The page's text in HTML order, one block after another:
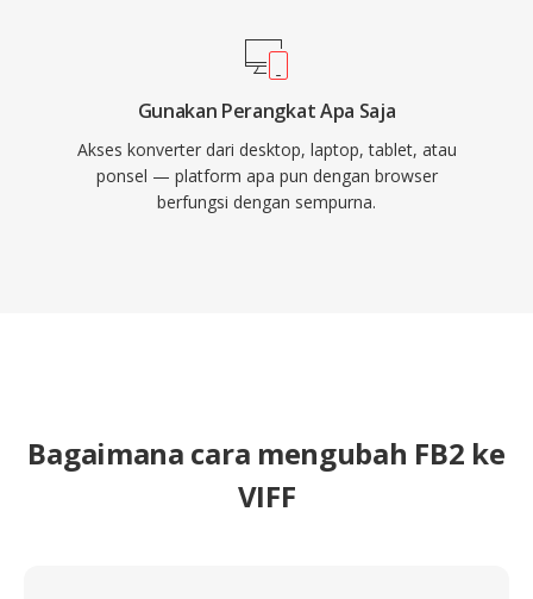
Gunakan Perangkat Apa Saja
Akses konverter dari desktop, laptop, tablet, atau
ponsel — platform apa pun dengan browser
berfungsi dengan sempurna.
Bagaimana cara mengubah FB2 ke
VIFF